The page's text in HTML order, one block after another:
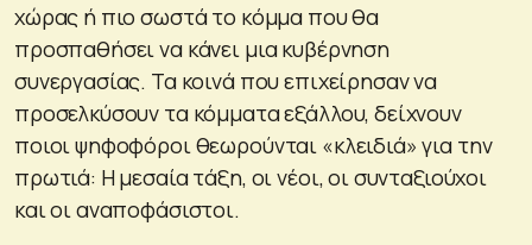
χώρας ή πιο σωστά το κόμμα που θα
προσπαθήσει να κάνει μια κυβέρνηση
συνεργασίας. Τα κοινά που επιχείρησαν να
προσελκύσουν τα κόμματα εξάλλου, δείχνουν
ποιοι ψηφοφόροι θεωρούνται «κλειδιά» για την
πρωτιά: Η μεσαία τάξη, οι νέοι, οι συνταξιούχοι
και οι αναποφάσιστοι.